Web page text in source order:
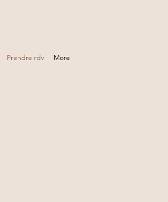
Prendre rdv More